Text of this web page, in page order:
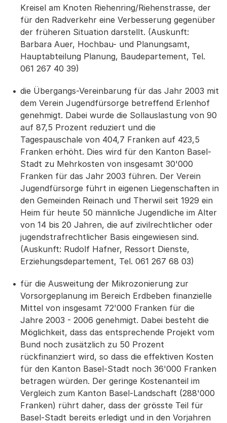
Kreisel am Knoten Riehenring/Riehenstrasse, der
für den Radverkehr eine Verbesserung gegenüber
der früheren Situation darstellt. (Auskunft:
Barbara Auer, Hochbau- und Planungsamt,
Hauptabteilung Planung, Baudepartement, Tel.
061 267 40 39)
die Übergangs-Vereinbarung für das Jahr 2003 mit
dem Verein Jugendfürsorge betreffend Erlenhof
genehmigt. Dabei wurde die Sollauslastung von 90
auf 87,5 Prozent reduziert und die
Tagespauschale von 404,7 Franken auf 423,5
Franken erhöht. Dies wird für den Kanton Basel-
Stadt zu Mehrkosten von insgesamt 30'000
Franken für das Jahr 2003 führen. Der Verein
Jugendfürsorge führt in eigenen Liegenschaften in
den Gemeinden Reinach und Therwil seit 1929 ein
Heim für heute 50 männliche Jugendliche im Alter
von 14 bis 20 Jahren, die auf zivilrechtlicher oder
jugendstrafrechtlicher Basis eingewiesen sind.
(Auskunft: Rudolf Hafner, Ressort Dienste,
Erziehungsdepartement, Tel. 061 267 68 03)
für die Ausweitung der Mikrozonierung zur
Vorsorgeplanung im Bereich Erdbeben finanzielle
Mittel von insgesamt 72'000 Franken für die
Jahre 2003 - 2006 genehmigt. Dabei besteht die
Möglichkeit, dass das entsprechende Projekt vom
Bund noch zusätzlich zu 50 Prozent
rückfinanziert wird, so dass die effektiven Kosten
für den Kanton Basel-Stadt noch 36'000 Franken
betragen würden. Der geringe Kostenanteil im
Vergleich zum Kanton Basel-Landschaft (288'000
Franken) rührt daher, dass der grösste Teil für
Basel-Stadt bereits erledigt und in den Vorjahren